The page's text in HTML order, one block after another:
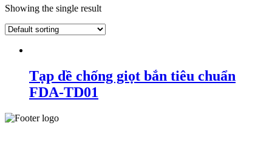
Showing the single result
Tạp dề chống giọt bắn tiêu chuẩn
FDA-TD01